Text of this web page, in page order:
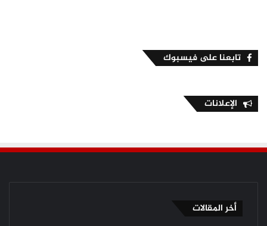
تابعنا على فيسبوك
الإعلانات
أخر المقالات